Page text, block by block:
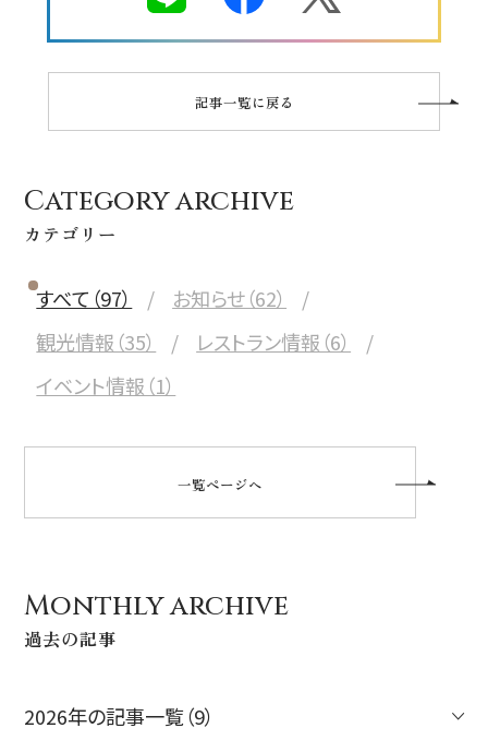
記事一覧に戻る
Category archive
カテゴリー
すべて（97）
お知らせ（62）
観光情報（35）
レストラン情報（6）
イベント情報（1）
一覧ページへ
Monthly archive
過去の記事
2026年の記事一覧（9）